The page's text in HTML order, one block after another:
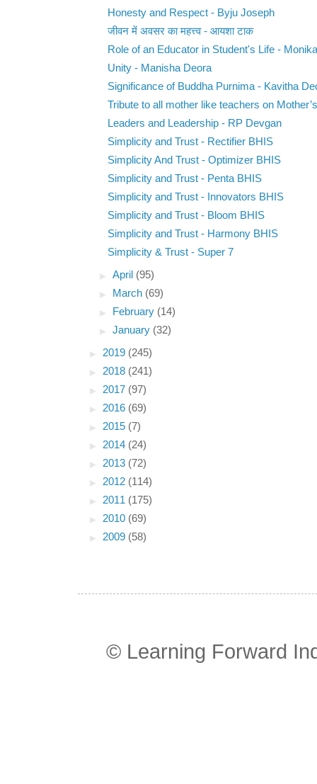
Honesty and Respect - Byju Joseph
जीवन में अवसर का महत्त्व - आयशा टाक
Role of an Educator in Student's Life -
Unity - Manisha Deora
Significance of Buddha Purnima - Kavitha
Tribute to all mother like teachers on
Leaders and Leadership - RP Devgan
Simplicity and Trust - Rectifier BHIS
Simplicity And Trust - Optimizer BHIS
Simplicity and Trust - Penta BHIS
Simplicity and Trust - Innovators BHIS
Simplicity and Trust - Bloom BHIS
Simplicity and Trust - Harmony BHIS
Simplicity & Trust - Super 7
►April (95)
►
March (69)
►
February (14)
►January (32)
► 2019 (245)
► 2018 (241)
► 2017 (97)
► 2016 (69)
► 2015 (7)
► 2014 (24)
► 2013 (72)
► 2012 (114)
► 2011 (175)
► 2010 (69)
► 2009 (58)
© Learning Forward